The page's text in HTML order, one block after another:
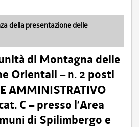
della presentazione delle
di Montagna delle
Orientali – n. 2 posti
AMMINISTRATIVO
C – presso l’Area
di Spilimbergo e